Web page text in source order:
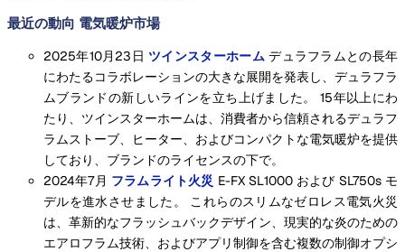
最近の動向 電気暖炉市場
2025年10月23日 ツインスターホームデュラフラムとの長年
にわたるコラボレーションの大きな展開を発表し、デュラフラ
ムブランドの新しいラインを立ち上げました。 15年以上にわ
たり、ツインスターホームは、消費者から信頼されるデュラフ
ラムストーブ、ヒーター、およびコンパクトな電気暖炉を提供
しており、ブランドのライセンスの下で。
2024年7月 フラムライト火災 E-FX SL1000 および SL750s モ
デルを進水させました。 これらのスリムなゼロレス電気火災
は、革新的なフラッシュバックデザイン、現実的な炎のための
エアロフラム技術、およびアプリ制御を含む複数の制御オプシ